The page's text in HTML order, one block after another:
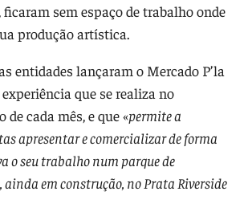
sem espaço de trabalho onde
produção artística.
entidades lançaram o Mercado P’la
que se realiza no
cada mês, e que «permite a
apresentar e comercializar de forma
o seu trabalho num parque de
em construção, no Prata Riverside